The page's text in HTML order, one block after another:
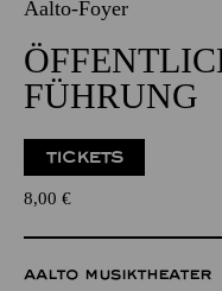
Aalto-Foyer
FÜHRUNG
TICKETS
8,00 €
AALTO MUSIKTHEATER